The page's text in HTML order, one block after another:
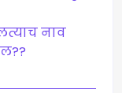
नाव